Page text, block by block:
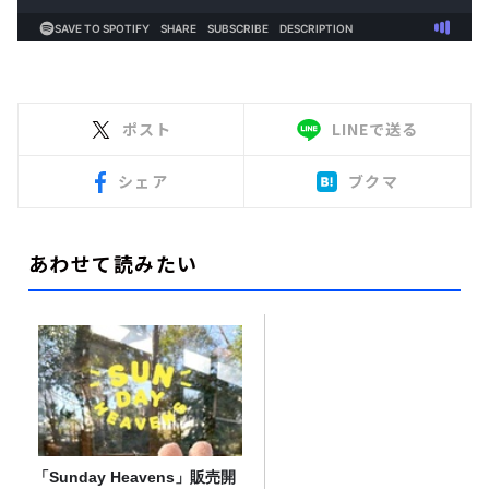
ポスト LINEで送る
シェア ブクマ
あわせて読みたい
「Sunday Heavens」販売開